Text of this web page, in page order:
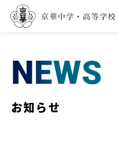
NEWS
お知らせ